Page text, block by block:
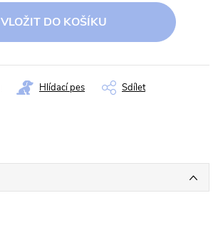
VLOŽIT DO KOŠÍKU
Hlídací pes Sdílet